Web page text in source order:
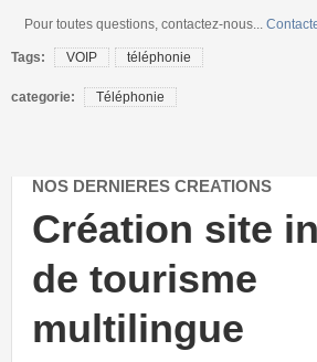
Pour toutes questions, contactez-nous...
Tags: VOIP téléphonie
categorie: Téléphonie
NOS DERNIERES CREATIONS
site